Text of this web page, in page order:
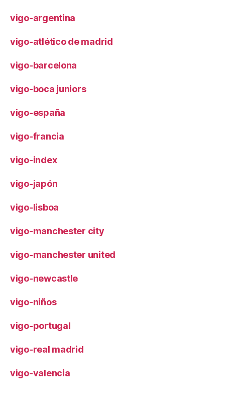
vigo-argentina
vigo-atlético de madrid
vigo-barcelona
vigo-boca juniors
vigo-españa
vigo-francia
vigo-index
vigo-japón
vigo-lisboa
vigo-manchester city
vigo-manchester united
vigo-newcastle
vigo-niños
vigo-portugal
vigo-real madrid
vigo-valencia